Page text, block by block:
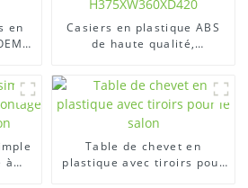
en
Casiers en plastique ABS
de haute qualité,
l'école, H375XW360XD420
à
Table de chevet en
plastique avec tiroirs pour